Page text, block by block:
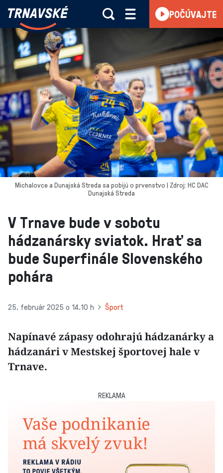
Skočiť na obsah
Trnavské
-
Vieme,
čo
sa
deje
v
kraji
POČÚVAJTE
V Trnave bude v sobotu
hádzanársky sviatok. Hrať sa
bude Superfinále Slovenského
pohára
25. február 2025 o 14.10 h Šport
Napínavé zápasy odohrajú hádzanárky a
hádzanári v Mestskej športovej hale v
Trnave.
Michalovce a Dunajská Streda sa pobijú o prvenstvo | Zdroj: HC DAC
Dunajská Streda
REKLAMA